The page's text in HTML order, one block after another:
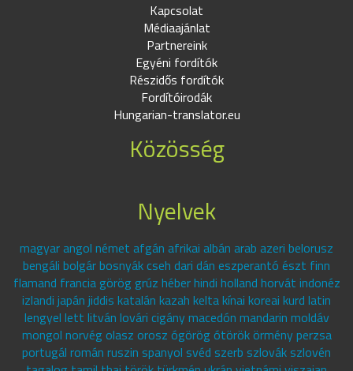
Kapcsolat
Médiaajánlat
Partnereink
Egyéni fordítók
Részidős fordítók
Fordítóirodák
Hungarian-translator.eu
Közösség
Nyelvek
magyar angol német afgán afrikai albán arab azeri belorusz
bengáli bolgár bosnyák cseh dari dán eszperantó észt finn
flamand francia görög grúz héber hindi holland horvát indonéz
izlandi japán jiddis katalán kazah kelta kínai koreai kurd latin
lengyel lett litván lovári cigány macedón mandarin moldáv
mongol norvég olasz orosz ógörög ótörök örmény perzsa
portugál román ruszin spanyol svéd szerb szlovák szlovén